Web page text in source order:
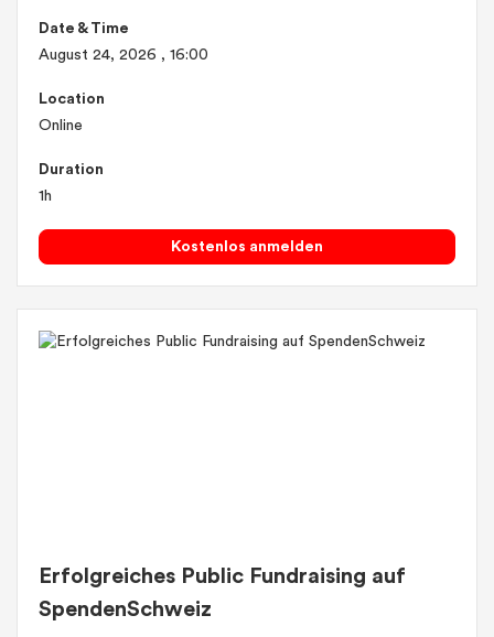
Date & Time
August 24, 2026 , 16:00
Location
Online
Duration
1h
Kostenlos anmelden
Erfolgreiches Public Fundraising auf
SpendenSchweiz